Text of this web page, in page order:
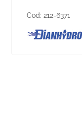
Cod: 212-6371